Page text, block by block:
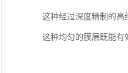
这种经过深度精制的高
这种均匀的膜层既能有